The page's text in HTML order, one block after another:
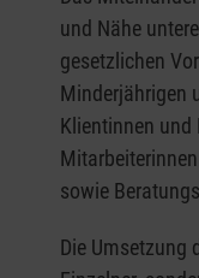
und Nähe
gesetzlichen
Minderjährigen
Klientinnen und
sowie
Die Umsetzung